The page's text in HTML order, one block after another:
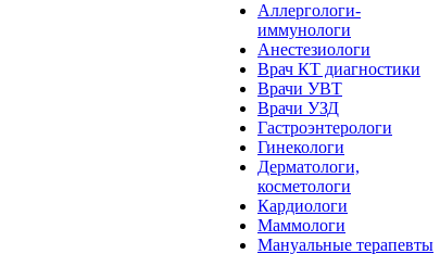
Аллергологи-
иммунологи
Анестезиологи
Врач КТ диагностики
Врачи УВТ
Врачи УЗД
Гастроэнтерологи
Гинекологи
Дерматологи,
косметологи
Кардиологи
Маммологи
Мануальные терапевты